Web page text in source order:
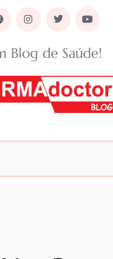
Blog de Saúde!